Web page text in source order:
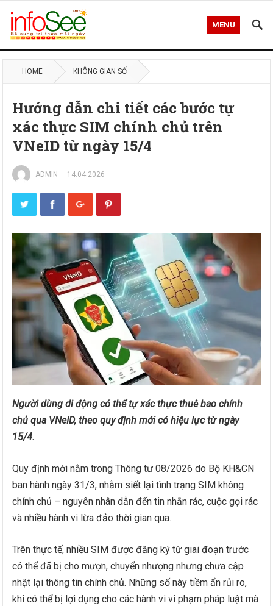
MENU
HOME KHÔNG GIAN SỐ
Hướng dẫn chi tiết các bước tự
xác thực SIM chính chủ trên
VNeID từ ngày 15/4
ADMIN — 14.04.2026
Người dùng di động có thể tự xác thực thuê bao chính
chủ qua VNeID, theo quy định mới có hiệu lực từ ngày
15/4.
Quy định mới nằm trong Thông tư 08/2026 do Bộ KH&CN
ban hành ngày 31/3, nhằm siết lại tình trạng SIM không
chính chủ – nguyên nhân dẫn đến tin nhắn rác, cuộc gọi rác
và nhiều hành vi lừa đảo thời gian qua.
Trên thực tế, nhiều SIM được đăng ký từ giai đoạn trước
có thể đã bị cho mượn, chuyển nhượng nhưng chưa cập
nhật lại thông tin chính chủ. Những số này tiềm ẩn rủi ro,
khi có thể bị lợi dụng cho các hành vi vi phạm pháp luật mà